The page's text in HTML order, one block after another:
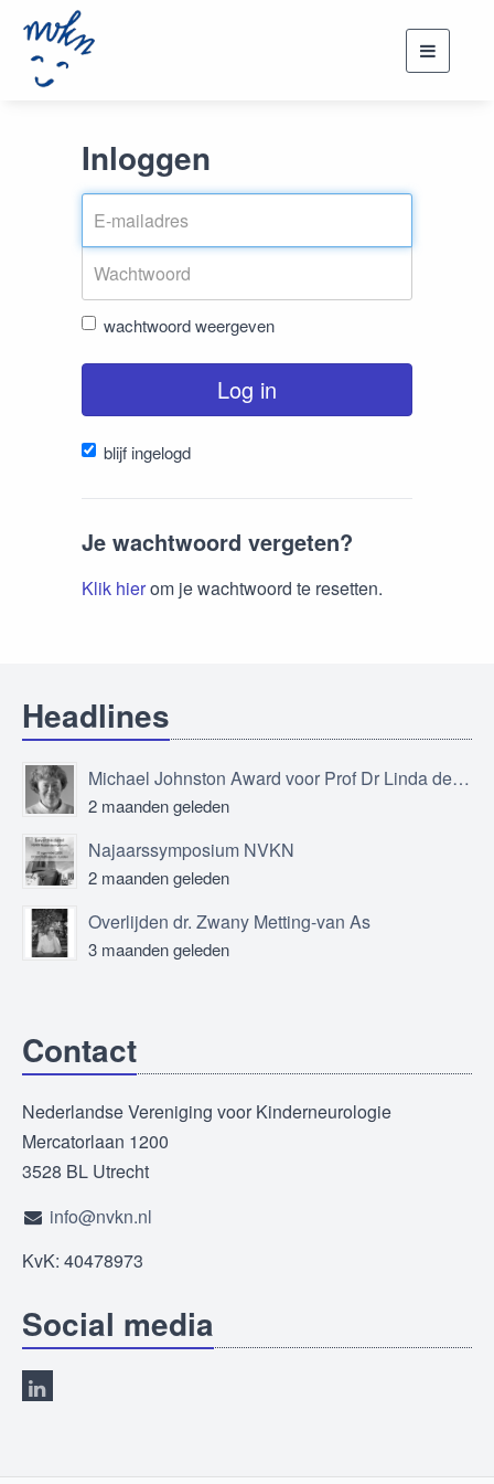
Toggle
Inloggen
wachtwoord weergeven
Log in
blijf ingelogd
Je wachtwoord vergeten?
Klik hierom je wachtwoord te resetten.
Headlines
Michael Johnston Award voor Prof Dr Linda de Vries
2 maanden geleden
Najaarssymposium NVKN
2 maanden geleden
Overlijden dr. Zwany Metting-van As
3 maanden geleden
Contact
Nederlandse Vereniging voor Kinderneurologie
Mercatorlaan 1200
3528 BL Utrecht
info@nvkn.nl
KvK: 40478973
Social media